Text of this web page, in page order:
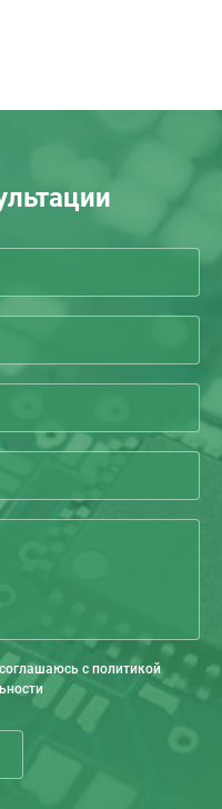
с политикой